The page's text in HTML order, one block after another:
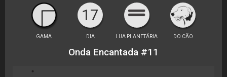
17
GAMA DIA LUA PLANETÁRIA DO CÃO
Onda Encantada #11